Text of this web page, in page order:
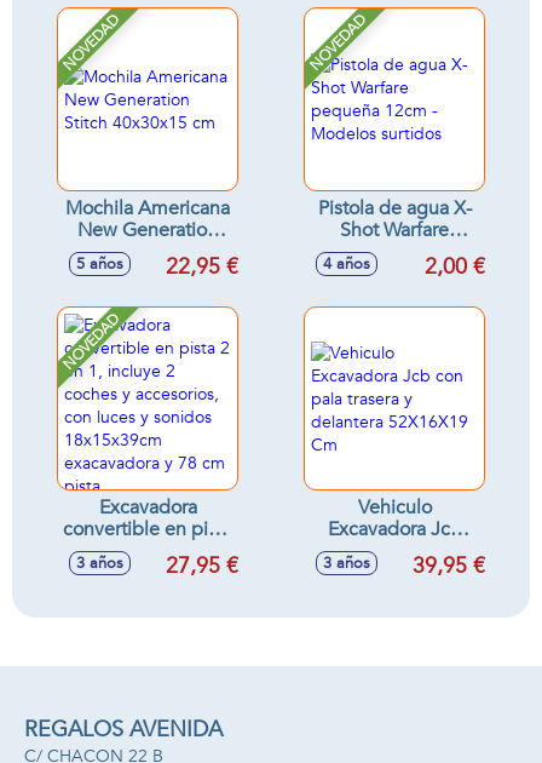
NOVEDAD
Mochila Americana
New Generation
Stitch 40x30x15 cm
5 años 22,95 €
NOVEDAD
Pistola de agua X-
Shot Warfare
pequeña 12cm -
Modelos surtidos
4 años 2,00 €
NOVEDAD
Excavadora
convertible en pista
2 en 1, incluye 2
coches y
luces y sonidos
exacavadora y 78
3 años 27,95 €
Vehiculo
Excavadora Jcb
con pala trasera y
delantera
3 años 39,95 €
REGALOS AVENIDA
C/ CHACON 22 B